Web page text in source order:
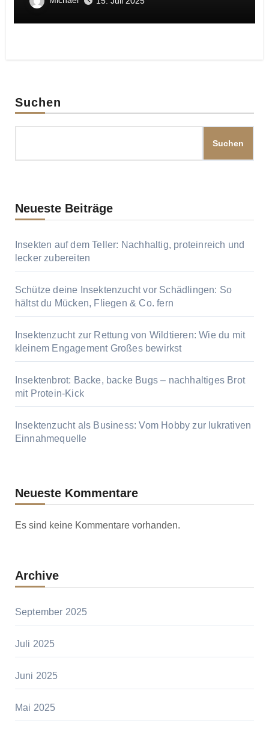
Suchen
Suchen
Neueste Beiträge
Insekten auf dem Teller: Nachhaltig, proteinreich und
lecker zubereiten
Schütze deine Insektenzucht vor Schädlingen: So
hältst du Mücken, Fliegen & Co. fern
Insektenzucht zur Rettung von Wildtieren: Wie du mit
kleinem Engagement Großes bewirkst
Insektenbrot: Backe, backe Bugs – nachhaltiges Brot
mit Protein-Kick
Insektenzucht als Business: Vom Hobby zur lukrativen
Einnahmequelle
Neueste Kommentare
Es sind keine Kommentare vorhanden.
Archive
September 2025
Juli 2025
Juni 2025
Mai 2025